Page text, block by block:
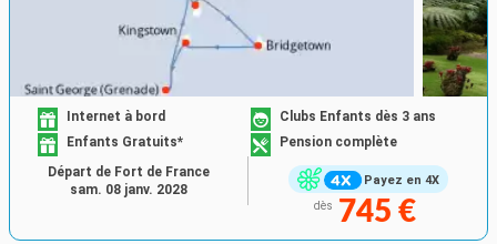
Payez en 4X
Internet à bord
Clubs Enfants dès 3 ans
Enfants Gratuits*
Pension complète
dès 745 €
Départ de Fort de France
sam. 08 janv. 2028